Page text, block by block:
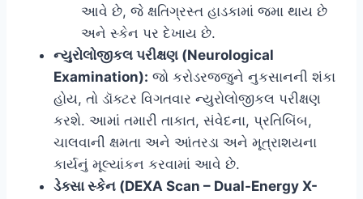
આવે છે, જે ક્ષતિગ્રસ્ત હાડકામાં જમા થાય છે
અને સ્કેન પર દેખાય છે.
ન્યુરોલોજીકલ પરીક્ષણ (Neurological
Examination): જો કરોડરજ્જુને નુકસાનની શંકા
હોય, તો ડૉક્ટર વિગતવાર ન્યુરોલોજીકલ પરીક્ષણ
કરશે. આમાં તમારી તાકાત, સંવેદના, પ્રતિબિંબ,
ચાલવાની ક્ષમતા અને આંતરડા અને મૂત્રાશયના
કાર્યનું મૂલ્યાંકન કરવામાં આવે છે.
ડેક્સા સ્કેન (DEXA Scan – Dual-Energy X-